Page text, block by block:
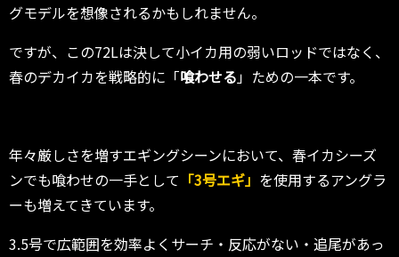
グモデルを想像されるかもしれません。
ですが、この72Lは決して小イカ用の弱いロッドではなく、
春のデカイカを戦略的に「喰わせる」ための一本です。
年々厳しさを増すエギングシーンにおいて、春イカシーズ
ンでも喰わせの一手として 「3号エギ」 を使用するアングラ
ーも増えてきています。
3.5号で広範囲を効率よくサーチ・反応がない・追尾があっ